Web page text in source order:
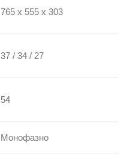
765 x 555 x 303
37 / 34 / 27
54
Монофазно